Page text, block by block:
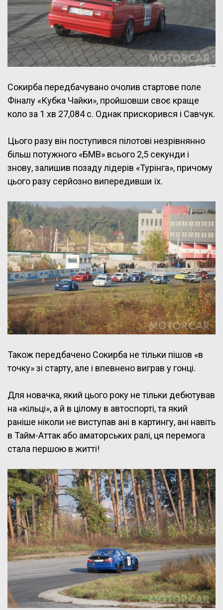
Сокирба передбачувано очолив стартове поле
Фіналу «Кубка Чайки», пройшовши своє краще
коло за 1 хв 27,084 с. Однак прискорився і Савчук.
Цього разу він поступився пілотові незрівнянно
більш потужного «БМВ» всього 2,5 секунди і
знову, залишив позаду лідерів «Турінга», причому
цього разу серйозно випередивши їх.
Також передбачено Сокирба не тільки пішов «в
точку» зі старту, але і впевнено виграв у гонці.
Для новачка, який цього року не тільки дебютував
на «кільці», а й в цілому в автоспорті, та який
раніше ніколи не виступав ані в картингу, ані навіть
в Тайм-Аттак або аматорських ралі, ця перемога
стала першою в житті!